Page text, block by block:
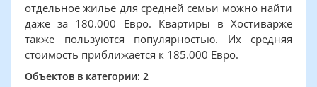
отдельное жилье для средней семьи можно найти
даже за 180.000 Евро. Квартиры в Хостиварже
также пользуются популярностью. Их средняя
стоимость приближается к 185.000 Евро.
Объектов в категории: 2